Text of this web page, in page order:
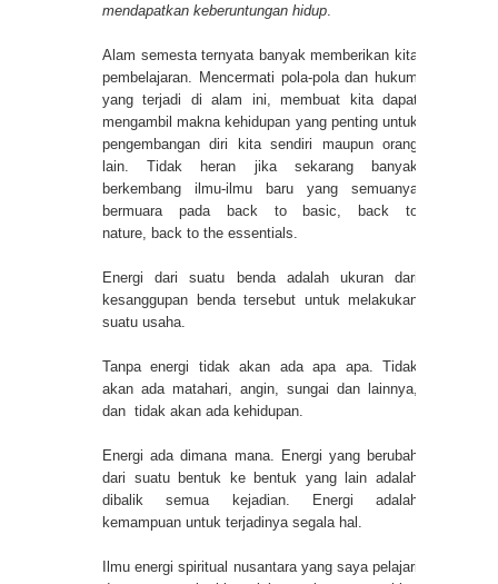
mendapatkan keberuntungan hidup
Alam semesta ternyata banyak memberikan kita
pembelajaran. Mencermati pola-pola dan hukum
yang terjadi di alam ini, membuat kita dapat
mengambil makna kehidupan yang penting untuk
pengembangan diri kita sendiri maupun orang
lain. Tidak heran jika sekarang banyak
berkembang ilmu-ilmu baru yang semuanya
bermuara pada back to basic, back to
nature, back to the essentials.
Energi dari suatu benda adalah ukuran dari
kesanggupan benda tersebut untuk melakukan
suatu usaha.
Tanpa energi tidak akan ada apa apa. Tidak
akan ada matahari, angin, sungai dan lainnya,
dan tidak akan ada kehidupan.
Energi ada dimana mana. Energi yang berubah
dari suatu bentuk ke bentuk yang lain adalah
dibalik semua kejadian. Energi adalah
kemampuan untuk terjadinya segala hal.
Ilmu energi spiritual nusantara yang saya pelajari